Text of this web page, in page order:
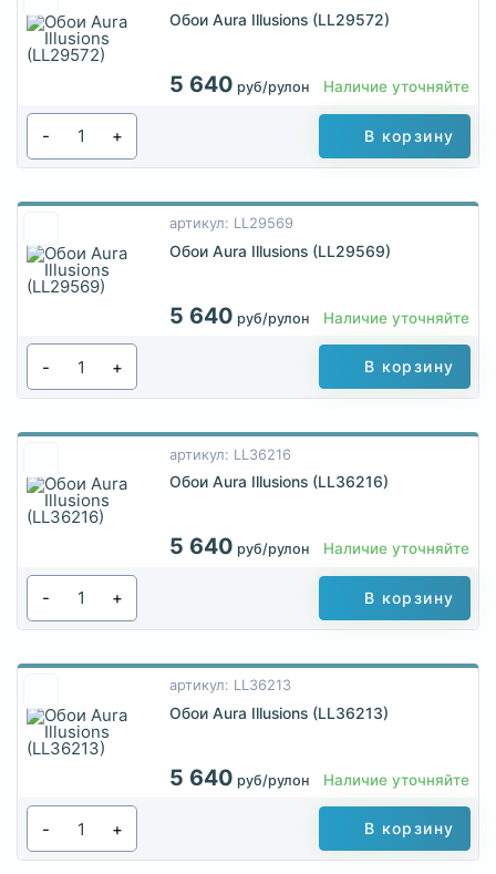
Обои Aura Illusions (LL29572)
5 640 руб/рулон Наличие уточняйте
- + В корзину
артикул: LL29569
Обои Aura Illusions (LL29569)
5 640 руб/рулон Наличие уточняйте
- + В корзину
артикул: LL36216
Обои Aura Illusions (LL36216)
5 640 руб/рулон Наличие уточняйте
- + В корзину
артикул: LL36213
Обои Aura Illusions (LL36213)
5 640 руб/рулон Наличие уточняйте
- + В корзину